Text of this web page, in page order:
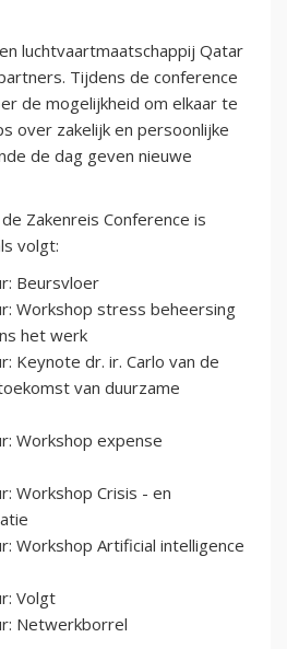
luchtvaartmaatschappij Qatar
Tijdens de conference
de mogelijkheid om elkaar te
over zakelijk en persoonlijke
de dag geven nieuwe
Zakenreis Conference is
volgt:
Beursvloer
Workshop stress beheersing
het werk
Keynote dr. ir. Carlo van de
van duurzame
Workshop expense
Workshop Crisis - en
Workshop Artificial intelligence
Volgt
Netwerkborrel